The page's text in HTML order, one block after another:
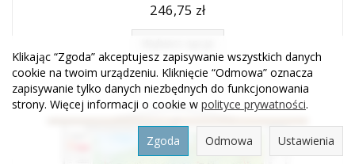
246,75 zł
Klikając “Zgoda” akceptujesz zapisywanie wszystkich danych
cookie na twoim urządzeniu. Kliknięcie “Odmowa” oznacza
zapisywanie tylko danych niezbędnych do funkcjonowania
strony. Więcej informacji o cookie w polityce prywatności.
Ustawienia
Odmowa
Zgoda